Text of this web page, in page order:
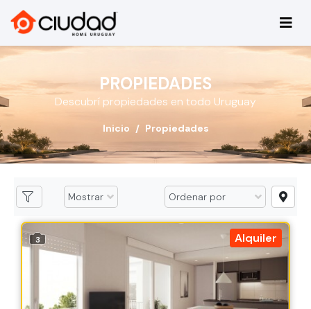
PROPIEDADES
Descubrí propiedades en todo Uruguay
Inicio Propiedades
3 Alquiler